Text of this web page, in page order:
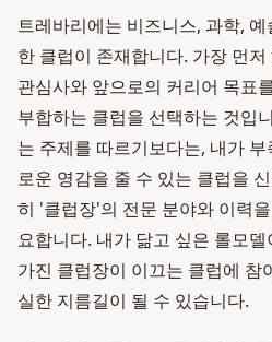
트레바리에는 비즈니스, 과학,
한 클럽이 존재합니다. 가장 먼
관심사와 앞으로의 커리어 목표
부합하는 클럽을 선택하는 것입
는 주제를 따르기보다는, 내가
로운 영감을 줄 수 있는 클럽을
히 '클럽장'의 전문 분야와 이력
요합니다. 내가 닮고 싶은 롤모
가진 클럽장이 이끄는 클럽에 참
실한 지름길이 될 수 있습니다.